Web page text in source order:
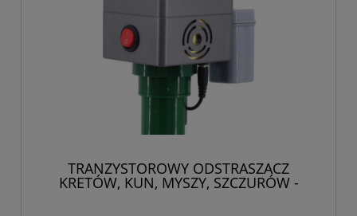
TRANZYSTOROWY ODSTRASZACZ
KRETÓW, KUN, MYSZY, SZCZURÓW -